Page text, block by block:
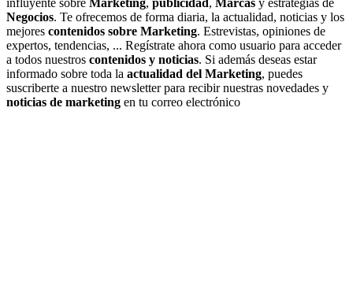
influyente sobre Marketing, publicidad , Marcas y estrategias de
Negocios. Te ofrecemos de forma diaria, la actualidad, noticias y los
mejores contenidos sobre Marketing. Estrevistas, opiniones de
expertos, tendencias, ... Regístrate ahora como usuario para acceder
a todos nuestros contenidos y noticias. Si además deseas estar
informado sobre toda la actualidad del Marketing, puedes
suscriberte a nuestro newsletter para recibir nuestras novedades y
noticias de marketing en tu correo electrónico